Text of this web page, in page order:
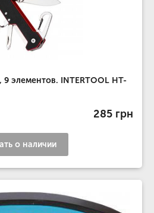
элементов. INTERTOOL HT-
285 грн
о наличии